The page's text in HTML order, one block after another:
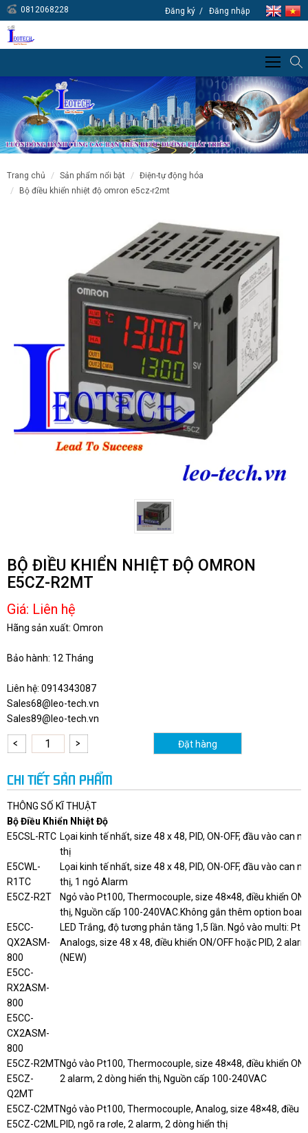
0812068228 Đăng ký Đăng nhập
trang chủ sản phẩm nổi bật
điện-tự động hóa
bộ điều khiển nhiệt độ omron e5cz-r2mt
BỘ ĐIỀU KHIỂN NHIỆT ĐỘ OMRON
E5CZ-R2MT
Giá: Liên hệ
Hãng sản xuất: Omron
Bảo hành: 12 Tháng
Liên hệ: 0914343087
Sales68@leo-tech.vn
Sales89@leo-tech.vn
Đặt hàng
CHI TIẾT SẢN PHẨM
THÔNG SỐ KĨ THUẬT
Bộ Điều Khiển Nhiệt Độ
E5CSL-RTC Lọai kinh tế nhất, size 48 x 48, PID, ON-OFF, đầu vào can
thị
E5CWL-
R1TC
Lọai kinh tế nhất, size 48 x 48, PID, ON-OFF, đầu vào can
thị, 1 ngỏ Alarm
E5CZ-R2T
Ngỏ vào Pt100, Thermocouple, size 48×48, điều khiển
thị, Nguồn cấp 100-240VAC.Không gắn thêm option board
E5CC-
QX2ASM-
800
LED Trắng, độ tương phản tăng 1,5 lần. Ngỏ vào multi:
Analogs, size 48 x 48, điều khiển ON/OFF hoặc PID, 2
(NEW)
E5CC-
RX2ASM-
800
E5CC-
CX2ASM-
800
E5CZ-R2MTNgỏ vào Pt100, Thermocouple, size 48×48, điều khiển ON/
2 alarm, 2 dòng hiển thị, Nguồn cấp 100-240VAC
E5CZ-
Q2MT
E5CZ-C2MTNgỏ vào Pt100, Thermocouple, Analog, size 48×48, điều
PID, ngõ ra rơle, 2 alarm, 2 dòng hiển thị
E5CZ-C2ML